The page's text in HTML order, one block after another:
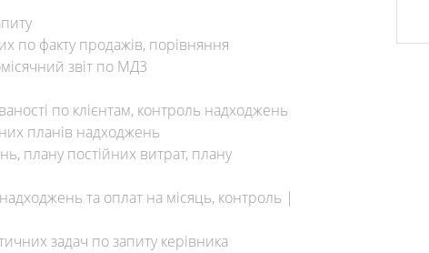
по факту продажів, порівняння
звіт по МД3
по клієнтам, контроль надходжень
планів надходжень
плану постійних витрат, плану
та оплат на місяць, контроль |
задач по запиту керівника